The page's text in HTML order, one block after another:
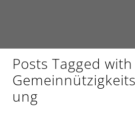
Posts Tagged with
ung